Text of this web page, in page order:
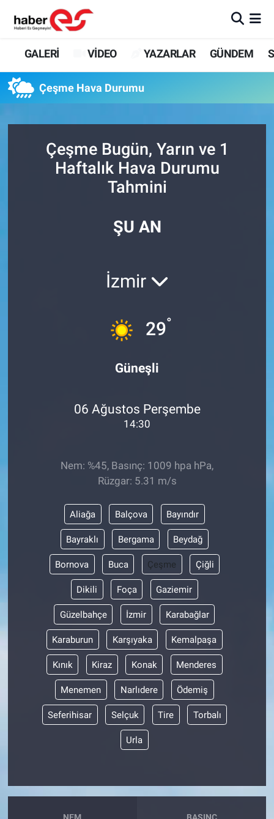
GALERİ VİDEO YAZARLAR GÜNDEM
Çeşme Hava Durumu
Çeşme Bugün, Yarın ve 1
Haftalık Hava Durumu
Tahmini
ŞU AN
İzmir
29°
Güneşli
06 Ağustos Perşembe
14:30
Nem: %45, Basınç: 1009 hpa hPa,
Rüzgar: 5.31 m/s
Aliağa Balçova Bayındır
Bayraklı Bergama Beydağ
Bornova Buca Çeşme Çiğli
Dikili Foça Gaziemir
Güzelbahçe İzmir Karabağlar
Karaburun Karşıyaka Kemalpaşa
Kınık Kiraz Konak Menderes
Menemen Narlıdere Ödemiş
Seferihisar Selçuk Tire Torbalı
Urla
NEM BASINÇ
GALERİ
GÜNDEM
SİYASET
Eskişehir Nöbetçi Eczaneler
Süper Lig Puan Durumu ve Fikstür
Tüm Manşetler